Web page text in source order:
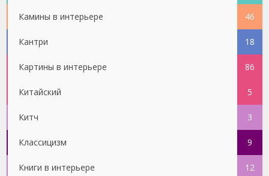
Камины в интерьере 46
Кантри 18
Картины в интерьере 86
Китайский 5
Китч 3
Классицизм 9
Книги в интерьере 12